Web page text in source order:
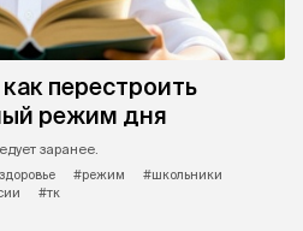
перестроить
режим дня
заранее.
#режим
#школьники
#тк